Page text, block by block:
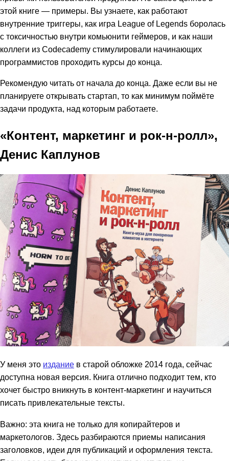
этой книге — примеры. Вы узнаете, как работают
внутренние триггеры, как игра League of Legends боролась
с токсичностью внутри комьюнити геймеров, и как наши
коллеги из Codecademy стимулировали начинающих
программистов проходить курсы до конца.
Рекомендую читать от начала до конца. Даже если вы не
планируете открывать стартап, то как минимум поймёте
задачи продукта, над которым работаете.
«Контент, маркетинг и рок-н-ролл»,
Денис Каплунов
У меня это издание в старой обложке 2014 года, сейчас
доступна новая версия. Книга отлично подходит тем, кто
хочет быстро вникнуть в контент-маркетинг и научиться
писать привлекательные тексты.
Важно: эта книга не только для копирайтеров и
маркетологов. Здесь разбираются приемы написания
заголовков, идеи для публикаций и оформления текста.